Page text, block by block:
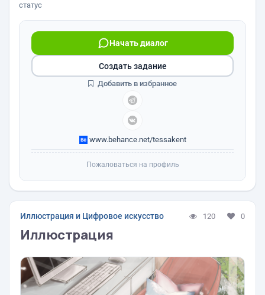
статус
Начать диалог
www.behance.net/tessakent
Создать задание
Добавить в избранное
Пожаловаться на профиль
Иллюстрация и Цифровое искусство 120 0
Иллюстрация